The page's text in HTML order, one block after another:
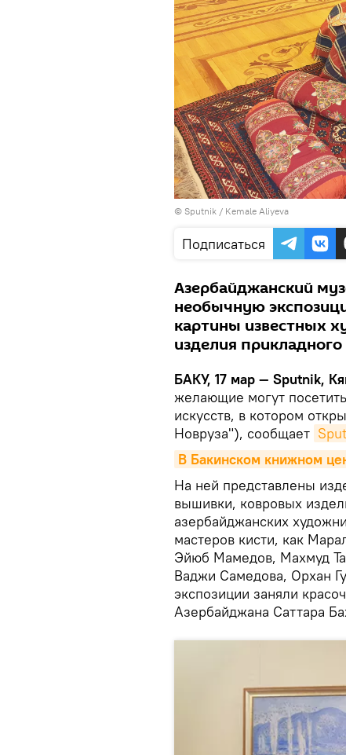
© Sputnik / Kemale Aliyeva
Подписаться
Азербайджанский
необычную
картины известных
изделия прикладного
БАКУ, 17 мар — Sputnik,
желающие могут
искусств, в котором
Новруза"), сообщает
В Бакинском книжном
На ней представлены
вышивки, ковровых
азербайджанских
мастеров кисти, как
Эйюб Мамедов, Махмуд
Ваджи Самедова, Орхан
экспозиции заняли
Азербайджана Саттара